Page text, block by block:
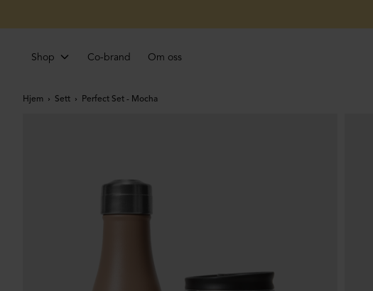
Shop Co-brand Om oss
Hjem Sett Perfect Set - Mocha